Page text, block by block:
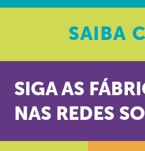
SAIBA
SIGA AS
NAS REDES